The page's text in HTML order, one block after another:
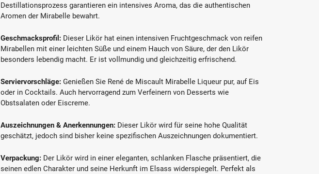
Destillationsprozess garantieren ein intensives Aroma, das die authentischen
Aromen der Mirabelle bewahrt.
Geschmacksprofil: Dieser Likör hat einen intensiven Fruchtgeschmack von reifen
Mirabellen mit einer leichten Süße und einem Hauch von Säure, der den Likör
besonders lebendig macht. Er ist vollmundig und gleichzeitig erfrischend.
Serviervorschläge: Genießen Sie René de Miscault Mirabelle Liqueur pur, auf Eis
oder in Cocktails. Auch hervorragend zum Verfeinern von Desserts wie
Obstsalaten oder Eiscreme.
Auszeichnungen & Anerkennungen: Dieser Likör wird für seine hohe Qualität
geschätzt, jedoch sind bisher keine spezifischen Auszeichnungen dokumentiert.
Verpackung: Der Likör wird in einer eleganten, schlanken Flasche präsentiert, die
seinen edlen Charakter und seine Herkunft im Elsass widerspiegelt. Perfekt als